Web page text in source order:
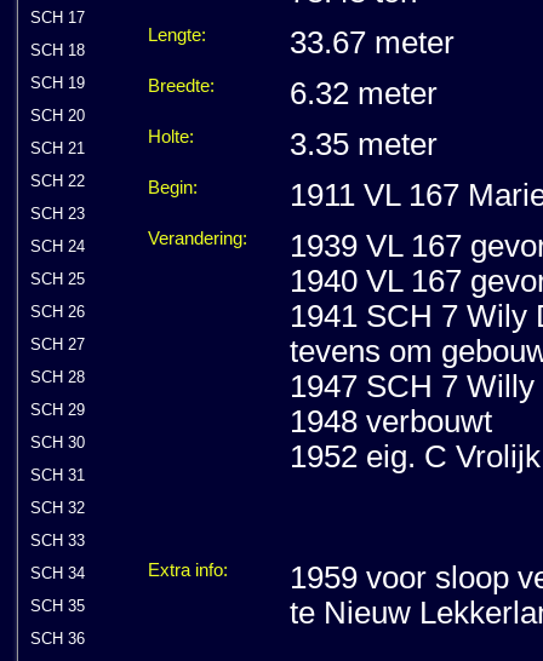
SCH 17
SCH 18
SCH 19
SCH 20
SCH 21
SCH 22
SCH 23
SCH 24
SCH 25
SCH 26
SCH 27
SCH 28
SCH 29
SCH 30
SCH 31
SCH 32
SCH 33
SCH 34
SCH 35
SCH 36
Lengte: 33.67 meter
Breedte: 6.32 meter
Holte: 3.35 meter
Begin: 1911 VL 167
Verandering:
1939 VL 167
1940 VL 167
1941 SCH 7 Wily
tevens om
1947 SCH 7
1948 verbouwt
1952 eig. C Vrolijk
Extra info:
1959 voor sloop
te Nieuw